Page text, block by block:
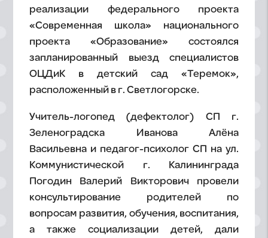
реализации федерального проекта
«Современная школа» национального
проекта «Образование» состоялся
запланированный выезд специалистов
ОЦДиК в детский сад «Теремок»,
расположенный в г. Светлогорске.
Учитель-логопед (дефектолог) СП г.
Зеленоградска Иванова Алёна
Васильевна и педагог-психолог СП на ул.
Коммунистической г. Калининграда
Погодин Валерий Викторович провели
консультирование родителей по
вопросам развития, обучения, воспитания,
а также социализации детей, дали